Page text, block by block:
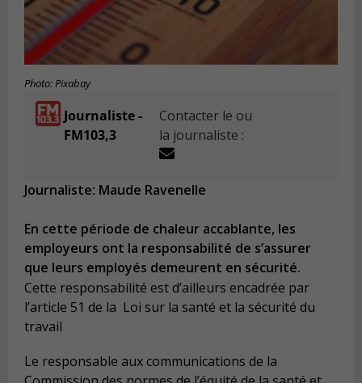
Photo: Pixabay
Journaliste -
FM103,3
Contacter le ou
la journaliste :
Journaliste: Maude Ravenelle
En cette période de chaleur accablante, les
employeurs ont la responsabilité de s’assurer
que leurs employés demeurent en sécurité.
Cette responsabilité est d’ailleurs encadrée par
l’article 51 de la Loi sur la santé et la sécurité du
travail
Le responsable aux communications de la